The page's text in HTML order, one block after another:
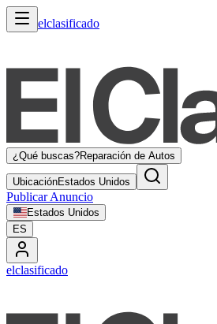
elclasificado
¿Qué buscas?Reparación de Autos
UbicaciónEstados Unidos
Publicar Anuncio
Estados Unidos
ES
elclasificado